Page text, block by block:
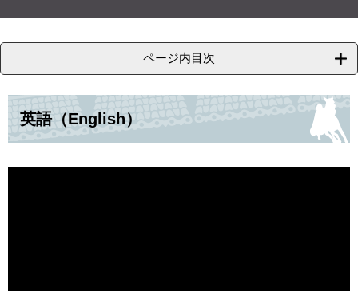
ページ内目次
英語（English）